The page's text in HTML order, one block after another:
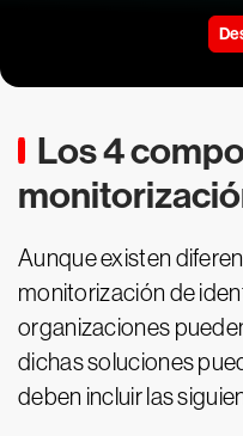
Los 4
Aunque existen
monitorización de
organizaciones
dichas soluciones
deben incluir las